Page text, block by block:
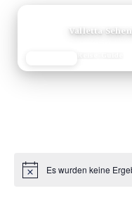
Valletta
HinweisEs wurden keine